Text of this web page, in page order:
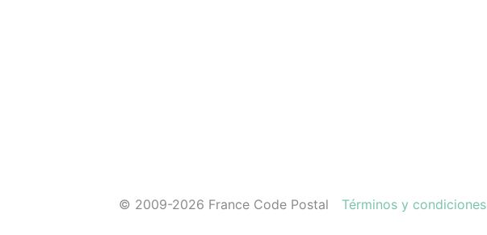
© 2009-2026 France Code Postal Términos y condiciones